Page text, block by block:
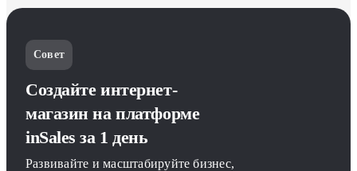
Совет
Создайте интернет-
магазин на платформе
inSales за 1 день
Развивайте и масштабируйте бизнес,